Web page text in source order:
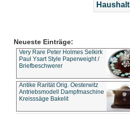
Haushalt
Neueste Einträge:
Very Rare Peter Holmes Selkirk
Paul Ysart Style Paperweight /
Briefbeschwerer
Antike Rarität Orig. Oesterwitz
Antriebsmodell Dampfmaschine
Kreisssäge Bakelit